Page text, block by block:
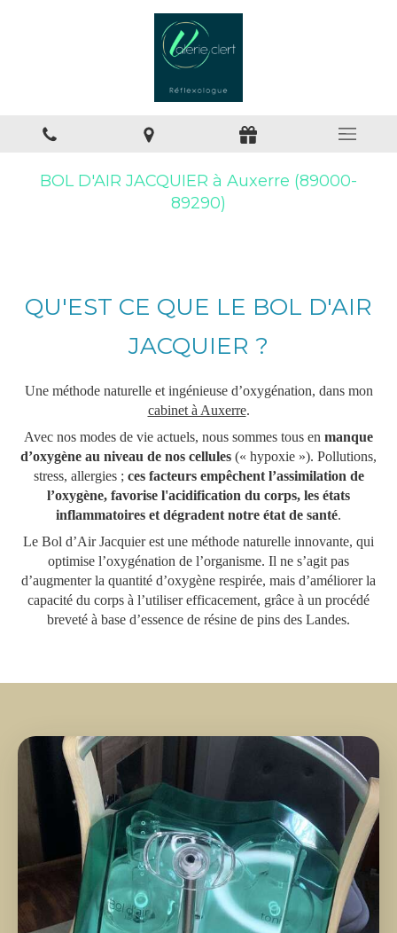
BOL D'AIR JACQUIER à Auxerre (89000-
89290)
QU'EST CE QUE LE BOL D'AIR
JACQUIER ?
Une méthode naturelle et ingénieuse d’oxygénation, dans mon
cabinet à Auxerre.
Avec nos modes de vie actuels, nous sommes tous en manque
d’oxygène au niveau de nos cellules (« hypoxie »). Pollutions,
stress, allergies ; ces facteurs empêchent l’assimilation de
l’oxygène, favorise l'acidification du corps, les états
inflammatoires et dégradent notre état de santé.
Le Bol d’Air Jacquier est une méthode naturelle innovante, qui
optimise l’oxygénation de l’organisme. Il ne s’agit pas
d’augmenter la quantité d’oxygène respirée, mais d’améliorer la
capacité du corps à l’utiliser efficacement, grâce à un procédé
breveté à base d’essence de résine de pins des Landes.